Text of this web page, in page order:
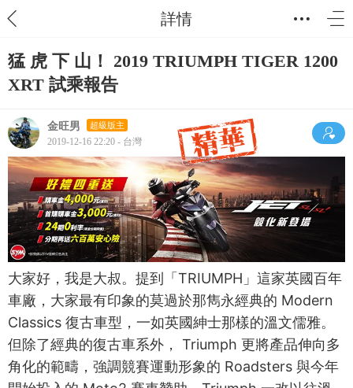
詳情
猛 虎 下 山！ 2019 TRIUMPH TIGER 1200
XRT 試乘報告
金旺男 超級版主
2019-12-16 22:20 - 台灣
大家好，我是大叔。提到「TRIUMPH」這家英國百年
車廠，大家最有印象的莫過於那雋永經典的 Modern
Classics 復古車型，一如英國紳士那樣的溫文儒雅。
但除了經典的復古車系外， Triumph 更將產品伸向多
角化的範疇，強調競賽運動形象的 Roadsters 與今年